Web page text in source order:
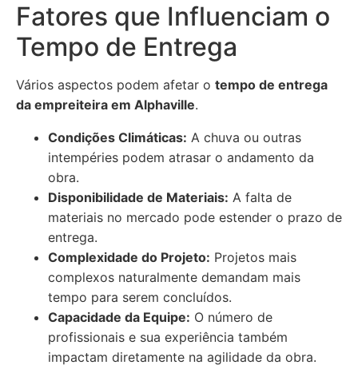
Fatores que Influenciam o
Tempo de Entrega
Vários aspectos podem afetar o tempo de entrega
da empreiteira em Alphaville.
Condições Climáticas: A chuva ou outras
intempéries podem atrasar o andamento da
obra.
Disponibilidade de Materiais: A falta de
materiais no mercado pode estender o prazo de
entrega.
Complexidade do Projeto: Projetos mais
complexos naturalmente demandam mais
tempo para serem concluídos.
Capacidade da Equipe: O número de
profissionais e sua experiência também
impactam diretamente na agilidade da obra.